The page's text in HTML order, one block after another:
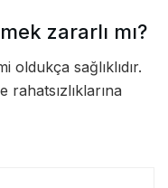
zararlı mı?
oldukça sağlıklıdır.
rahatsızlıklarına